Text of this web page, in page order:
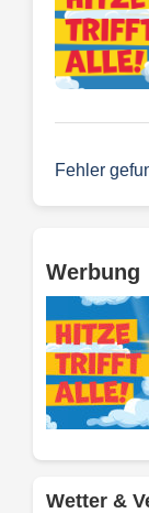
Fehler
Werbung
Wetter &